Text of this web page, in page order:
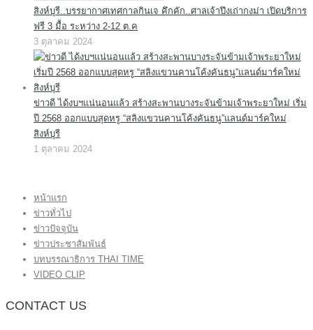
สิงห์บุรี..บรรยากาศเทศกาลกินเจ คึกคัก..ศาลเจ้าปึงเถ่ากงม่า เปิดบริการ
ฟรี 3 มื้อ ระหว่าง 2-12 ต.ค
3 ตุลาคม 2024
ข่าวดี ได้งบฯแน่นอนแล้ว สร้างสะพานบางระจันข้ามเจ้าพระยาใหม่ เริ่ม
ปี 2568 ออกแบบสุดหรู “สลิงแขวนคานโค้งคันธนู”แลนด์มาร์คใหม่
สิงห์บุรี
1 ตุลาคม 2024
หน้าแรก
ข่าวทั่วไป
ข่าวปัจจุบัน
ข่าวประชาสัมพันธ์
บทบรรณาธิการ THAI TIME
VIDEO CLIP
CONTACT US